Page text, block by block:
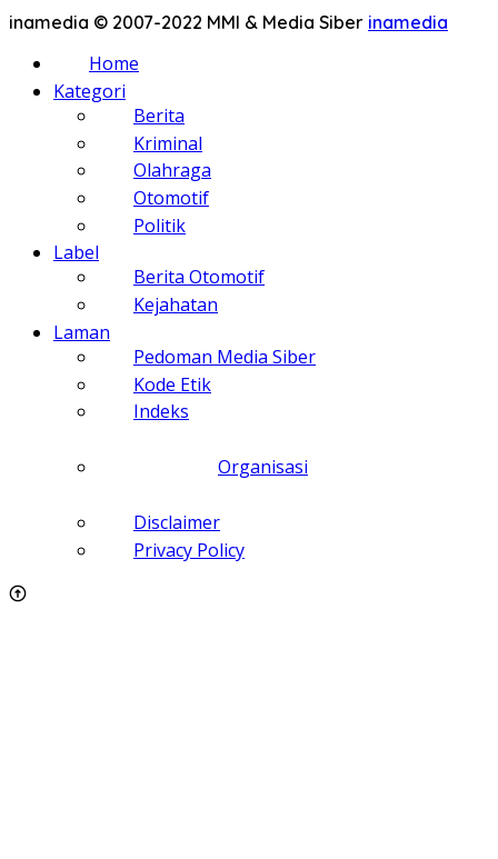
inamedia © 2007-2022 MMI & Media Siber inamedia
Home
Kategori
Berita
Kriminal
Olahraga
Otomotif
Politik
Label
Berita Otomotif
Kejahatan
Laman
Pedoman Media Siber
Kode Etik
Indeks
Organisasi
Disclaimer
Privacy Policy